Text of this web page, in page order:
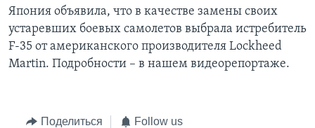
ДЕТАЛИ
НЬЮ-ЙОРК NEW YORK
АМЕРИКА. БОЛЬШОЕ ПУТЕШЕСТВИЕ
АМЕРИКАНСКИЕ ГОРОДКИ
ТЕСТЫ
УЧИМ АНГЛИЙСКИЙ
ВИДЕО
ПОДПИСКА НА НОВОСТИ
Япония объявила, что в качестве замены своих
устаревших боевых самолетов выбрала истребитель
F-35 от американского производителя Lockheed
Martin. Подробности – в нашем видеорепортаже.
Поделиться Follow us